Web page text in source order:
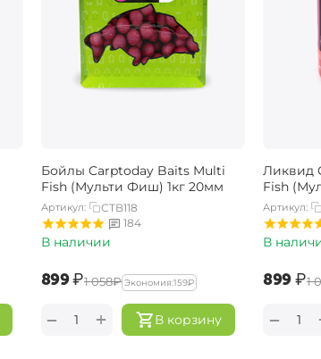
Бойлы Carptoday Baits Multi
Fish (Мульти Фиш) 1кг 20мм
Артикул:
CTB118
184
В наличии
‍899‍₽‍1 058‍₽ Экономия:‍159‍₽
В корзину
+
−
Ликвид
Fish
Артикул:
В
‍899‍₽‍1
−